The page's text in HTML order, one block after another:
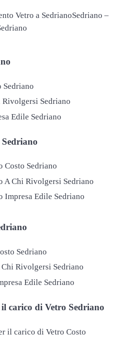
Sedriano –
Sedriano
Sedriano
Edile Sedriano
Costo Sedriano
A Chi Rivolgersi Sedriano
Impresa Edile Sedriano
Sedriano
Rivolgersi Sedriano
Edile Sedriano
il carico di Vetro Sedriano
il carico di Vetro Costo